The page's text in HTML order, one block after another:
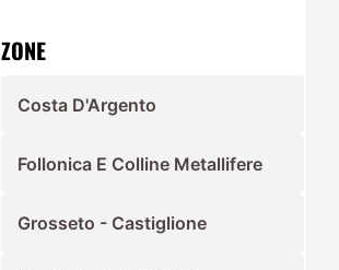
ZONE
Costa D'Argento
Follonica E Colline Metallifere
Grosseto - Castiglione